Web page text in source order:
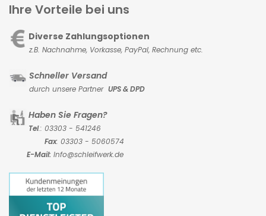
Ihre Vorteile bei uns
Diverse Zahlungsoptionen
z.B. Nachnahme, Vorkasse, PayPal, Rechnung etc.
Schneller Versand
durch unsere Partner UPS & DPD
Haben Sie Fragen?
Tel.: 03303 - 541246
Fax: 03303 - 5060574
E-Mail: Info@schleifwerk.de